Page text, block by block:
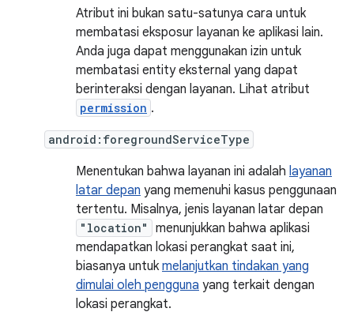
Atribut ini bukan satu-satunya cara untuk
membatasi eksposur layanan ke aplikasi lain.
Anda juga dapat menggunakan izin untuk
membatasi entity eksternal yang dapat
berinteraksi dengan layanan. Lihat atribut
permission .
android:foregroundServiceType
Menentukan bahwa layanan ini adalah layanan
latar depan yang memenuhi kasus penggunaan
tertentu. Misalnya, jenis layanan latar depan
"location"
menunjukkan bahwa aplikasi
mendapatkan lokasi perangkat saat ini,
biasanya untuk melanjutkan tindakan yang
dimulai oleh pengguna yang terkait dengan
lokasi perangkat.